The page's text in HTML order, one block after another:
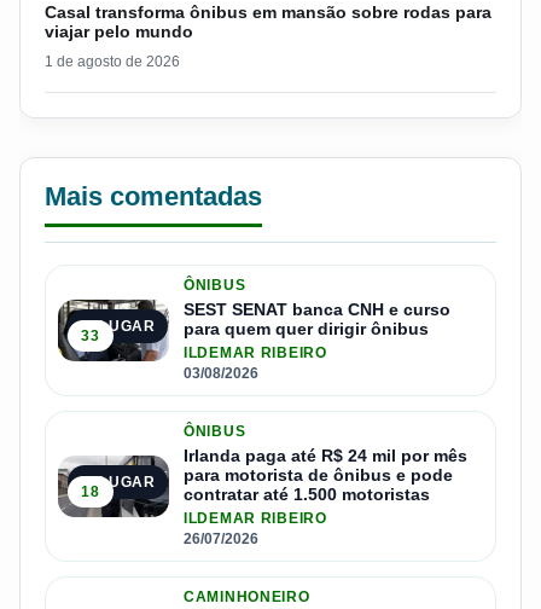
Casal transforma ônibus em mansão sobre rodas para
viajar pelo mundo
1 de agosto de 2026
Mais comentadas
1º LUGAR
33
ÔNIBUS
SEST SENAT banca CNH e curso
para quem quer dirigir ônibus
ILDEMAR RIBEIRO
03/08/2026
2º LUGAR
18
ÔNIBUS
Irlanda paga até R$ 24 mil por mês
para motorista de ônibus e pode
contratar até 1.500 motoristas
ILDEMAR RIBEIRO
26/07/2026
CAMINHONEIRO